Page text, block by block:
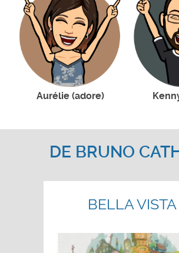
Aurélie (adore)
DE BRUNO
BELLA VISTA